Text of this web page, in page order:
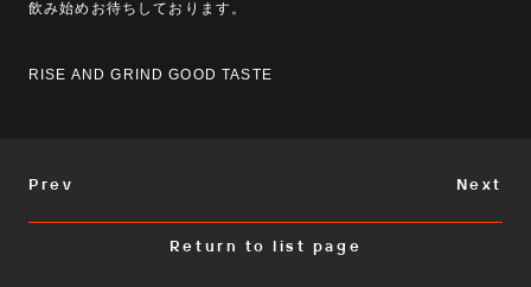
飲み始めお待ちしております。
RISE AND GRIND GOOD TASTE
Prev Next
Return to list page